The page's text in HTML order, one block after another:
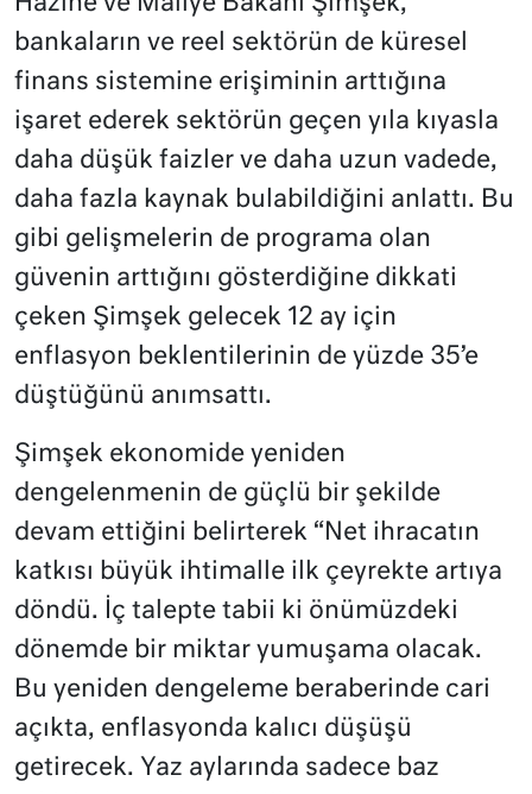
bankaların ve reel sektörün de küresel
finans sistemine erişiminin arttığına
işaret ederek sektörün geçen yıla kıyasla
daha düşük faizler ve daha uzun vadede,
daha fazla kaynak bulabildiğini anlattı. Bu
gibi gelişmelerin de programa olan
güvenin arttığını gösterdiğine dikkati
çeken Şimşek gelecek 12 ay için
enflasyon beklentilerinin de yüzde 35’e
düştüğünü anımsattı.
Şimşek ekonomide yeniden
dengelenmenin de güçlü bir şekilde
devam ettiğini belirterek “Net ihracatın
katkısı büyük ihtimalle ilk çeyrekte artıya
döndü. İç talepte tabii ki önümüzdeki
dönemde bir miktar yumuşama olacak.
Bu yeniden dengeleme beraberinde cari
açıkta, enflasyonda kalıcı düşüşü
getirecek. Yaz aylarında sadece baz